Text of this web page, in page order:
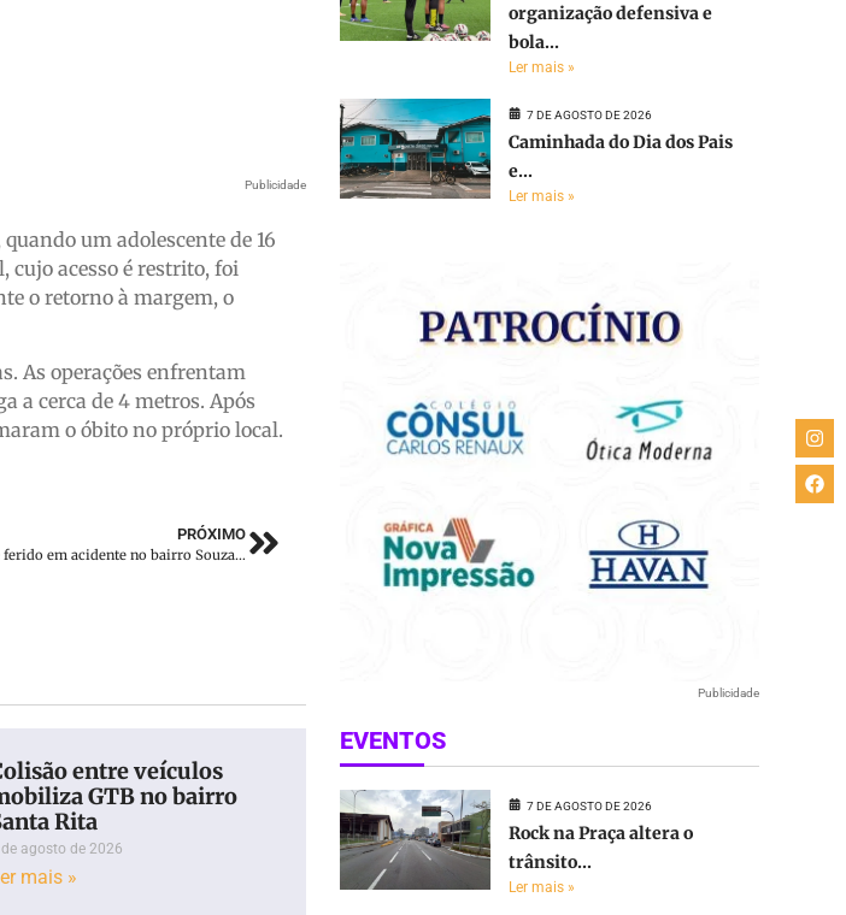
Publicidade
um adolescente de 16
cujo acesso é restrito, foi
o retorno à margem, o
As operações enfrentam
a cerca de 4 metros. Após
o óbito no próprio local.
PRÓXIMO
Motociclista fica gravemente ferido em acidente no bairro Souza Cruz
entre veículos
GTB no bairro
Rita
agosto de 2026
mais »
organização defensiva e
bola...
Ler mais »
7 DE AGOSTO DE 2026
Caminhada do Dia dos Pais
e...
Ler mais »
Publicidade
EVENTOS
7 DE AGOSTO DE 2026
Rock na Praça altera o
trânsito...
Ler mais »